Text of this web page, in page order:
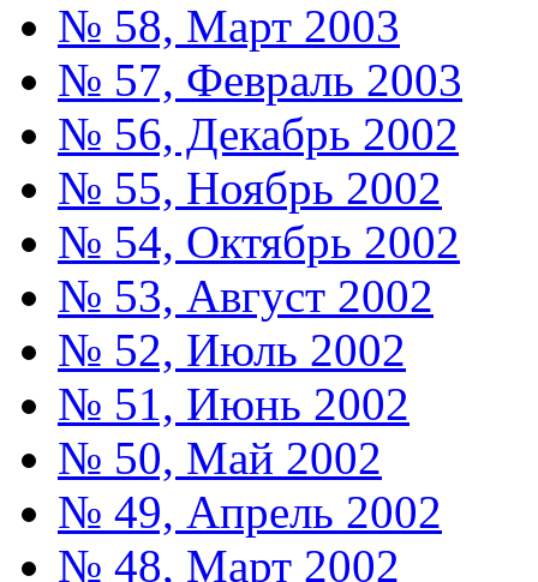
№ 58, Март 2003
№ 57, Февраль 2003
№ 56, Декабрь 2002
№ 55, Ноябрь 2002
№ 54, Октябрь 2002
№ 53, Август 2002
№ 52, Июль 2002
№ 51, Июнь 2002
№ 50, Май 2002
№ 49, Апрель 2002
№ 48, Март 2002